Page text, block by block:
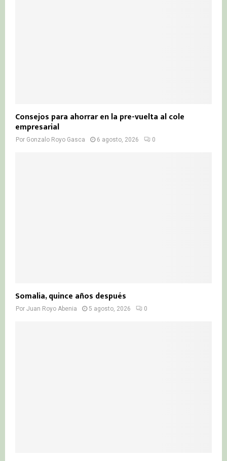
Consejos para ahorrar en la pre-vuelta al cole
empresarial
Por Gonzalo Royo Gasca 6 agosto, 2026 0
Somalia, quince años después
Por Juan Royo Abenia 5 agosto, 2026 0